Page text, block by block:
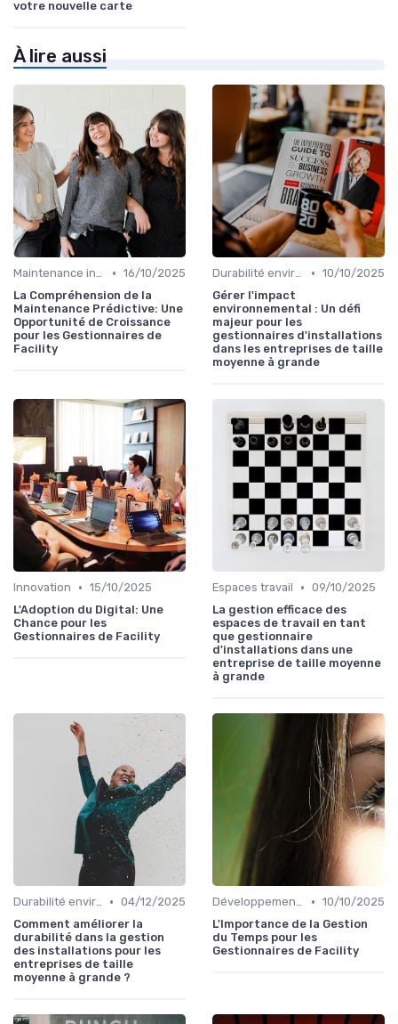
votre nouvelle carte
À lire aussi
Maintenance infrastructures • 16/10/2025
La Compréhension de la
Maintenance Prédictive: Une
Opportunité de Croissance
pour les Gestionnaires de
Facility
Durabilité environnementale • 10/10/2025
Gérer l'impact
environnemental : Un défi
majeur pour les
gestionnaires d'installations
dans les entreprises de taille
moyenne à grande
Innovation • 15/10/2025
L'Adoption du Digital: Une
Chance pour les
Gestionnaires de Facility
Espaces travail • 09/10/2025
La gestion efficace des
espaces de travail en tant
que gestionnaire
d'installations dans une
entreprise de taille moyenne
à grande
Durabilité environnementale • 04/12/2025
Comment améliorer la
durabilité dans la gestion
des installations pour les
entreprises de taille
moyenne à grande ?
Développement personnel • 10/10/2025
L'Importance de la Gestion
du Temps pour les
Gestionnaires de Facility